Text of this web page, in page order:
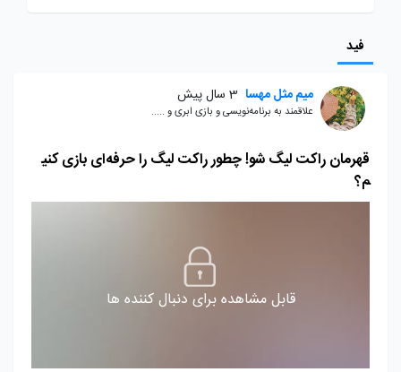
فید
میم مثل مهسا 3 سال پیش
علاقمند به برنامه‌نویسی و بازی ابری و .....
قهرمان راکت لیگ شو! چطور راکت لیگ را حرفه‌ای بازی کنی
م؟
قابل مشاهده برای دنبال کننده ها